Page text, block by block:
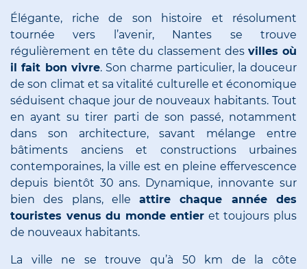
Élégante, riche de son histoire et résolument
tournée vers l’avenir, Nantes se trouve
régulièrement en tête du classement des villes où
il fait bon vivre. Son charme particulier, la douceur
de son climat et sa vitalité culturelle et économique
séduisent chaque jour de nouveaux habitants. Tout
en ayant su tirer parti de son passé, notamment
dans son architecture, savant mélange entre
bâtiments anciens et constructions urbaines
contemporaines, la ville est en pleine effervescence
depuis bientôt 30 ans. Dynamique, innovante sur
bien des plans, elleattire chaque année des
touristes venus du monde entier et toujours plus
de nouveaux habitants.
La ville ne se trouve qu’à 50 km de la côte